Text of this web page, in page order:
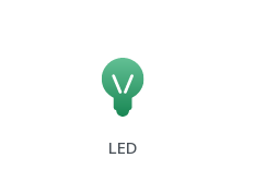
LED